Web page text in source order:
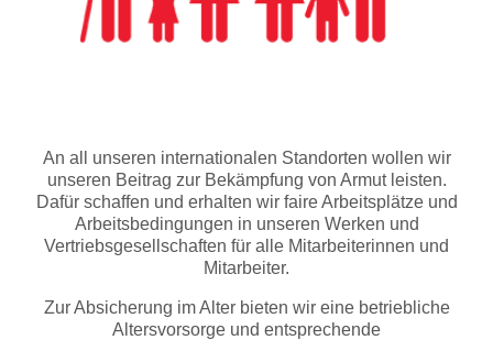
An all unseren internationalen Standorten wollen wir
unseren Beitrag zur Bekämpfung von Armut leisten.
Dafür schaffen und erhalten wir faire Arbeitsplätze und
Arbeitsbedingungen in unseren Werken und
Vertriebsgesellschaften für alle Mitarbeiterinnen und
Mitarbeiter.
Zur Absicherung im Alter bieten wir eine betriebliche
Altersvorsorge und entsprechende